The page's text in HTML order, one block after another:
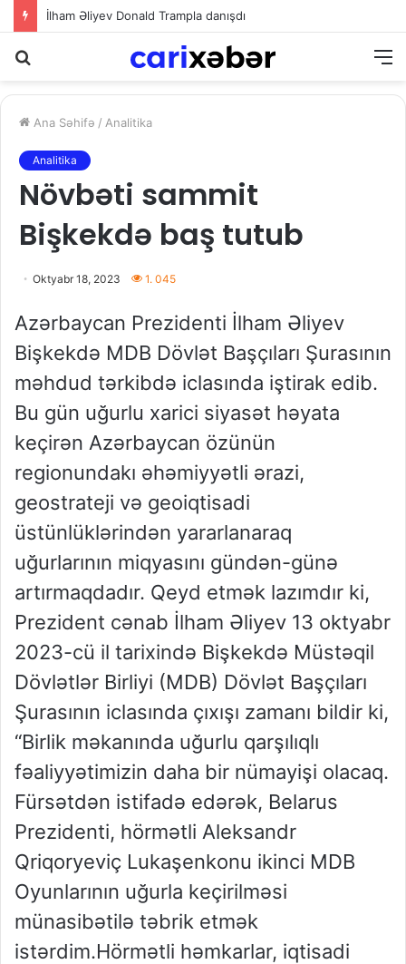
İlham Əliyev Donald Trampla danışdı
Ana Səhifə / Analitika
Analitika
Növbəti sammit
Bişkekdə baş tutub
Oktyabr 18, 2023 1. 045
Azərbaycan Prezidenti İlham Əliyev
Bişkekdə MDB Dövlət Başçıları Şurasının
məhdud tərkibdə iclasında iştirak edib.
Bu gün uğurlu xarici siyasət həyata
keçirən Azərbaycan özünün
regionundakı əhəmiyyətli ərazi,
geostrateji və geoiqtisadi
üstünlüklərindən yararlanaraq
uğurlarının miqyasını gündən-günə
artırmaqdadır. Qeyd etmək lazımdır ki,
Prezident cənab İlham Əliyev 13 oktyabr
2023-cü il tarixində Bişkekdə Müstəqil
Dövlətlər Birliyi (MDB) Dövlət Başçıları
Şurasının iclasında çıxışı zamanı bildir ki,
“Birlik məkanında uğurlu qarşılıqlı
fəaliyyətimizin daha bir nümayişi olacaq.
Fürsətdən istifadə edərək, Belarus
Prezidenti, hörmətli Aleksandr
Qriqoryeviç Lukaşenkonu ikinci MDB
Oyunlarının uğurla keçirilməsi
münasibətilə təbrik etmək
istərdim.Hörmətli həmkarlar, iqtisadi